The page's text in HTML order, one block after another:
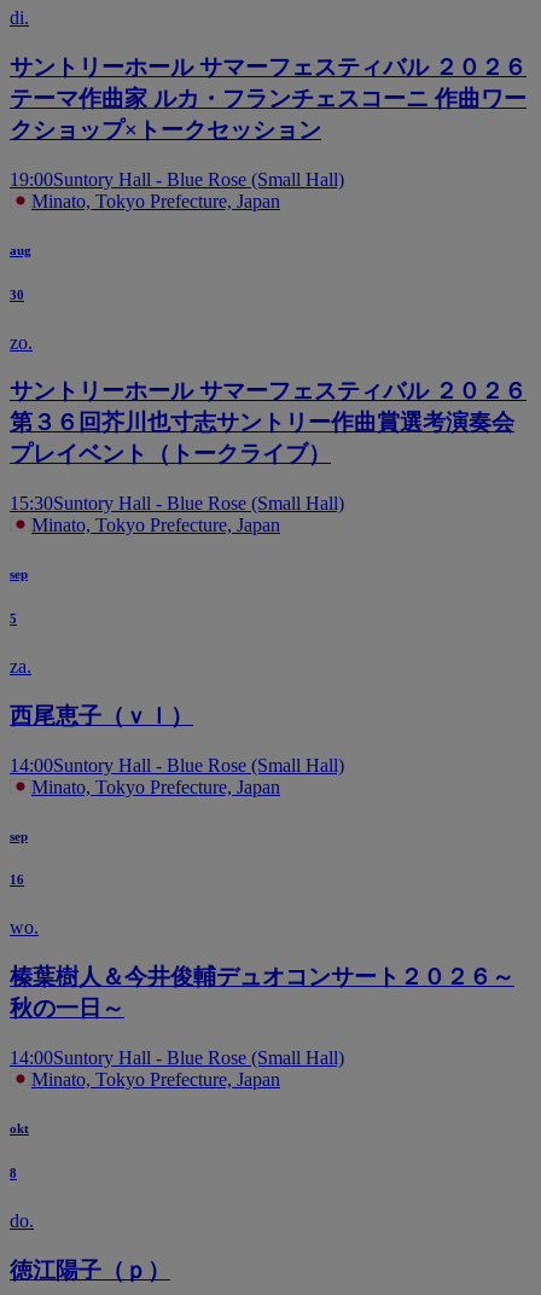
di.
サントリーホール サマーフェスティバル ２０２６
テーマ作曲家 ルカ・フランチェスコーニ 作曲ワー
クショップ×トークセッション
19:00Suntory Hall - Blue Rose (Small Hall)
Minato, Tokyo Prefecture, Japan
aug
30
zo.
サントリーホール サマーフェスティバル ２０２６
第３６回芥川也寸志サントリー作曲賞選考演奏会
プレイベント（トークライブ）
15:30Suntory Hall - Blue Rose (Small Hall)
Minato, Tokyo Prefecture, Japan
sep
5
za.
西尾恵子（ｖｌ）
14:00Suntory Hall - Blue Rose (Small Hall)
Minato, Tokyo Prefecture, Japan
sep
16
wo.
榛葉樹人＆今井俊輔デュオコンサート２０２６～
秋の一日～
14:00Suntory Hall - Blue Rose (Small Hall)
Minato, Tokyo Prefecture, Japan
okt
8
do.
徳江陽子（ｐ）